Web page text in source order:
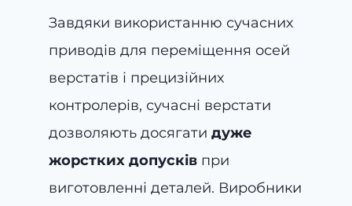
Завдяки використанню сучасних
приводів для переміщення осей
верстатів і прецизійних
контролерів, сучасні верстати
дозволяють досягати дуже
жорстких допусківпри
виготовленні деталей. Виробники